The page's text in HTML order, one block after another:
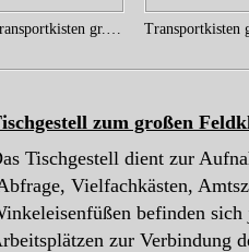
Transportkisten gr. FKl. (2)
zum großen
Tischgestell dient zur
Vielfachkästen,
befinden
zur Verbindung